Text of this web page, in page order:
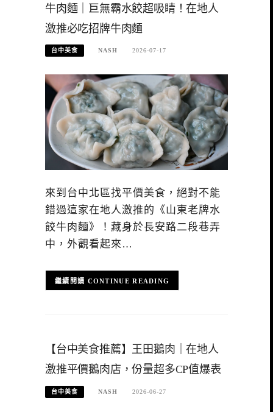
牛肉麵｜巨無霸水餃超吸睛！在地人
激推必吃招牌牛肉麵
台中美食 NASH 2026-07-17
來到台中北區找平價美食，絕對不能
錯過這家在地人激推的《山東老牌水
餃牛肉麵》！藏身於長安路二段巷弄
中，外觀看起來…
CONTINUE READING
【台中美食推薦】王田鵝肉｜在地人
激推平價鵝肉店，份量超多CP值爆表
台中美食 NASH 2026-06-27